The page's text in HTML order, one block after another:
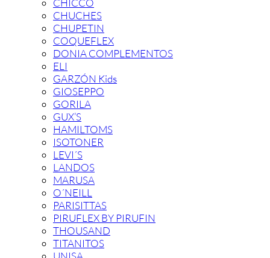
CHICCO
CHUCHES
CHUPETIN
COQUEFLEX
DONIA COMPLEMENTOS
ELI
GARZÓN Kids
GIOSEPPO
GORILA
GUX’S
HAMILTOMS
ISOTONER
LEVI´S
LANDOS
MARUSA
O´NEILL
PARISITTAS
PIRUFLEX BY PIRUFIN
THOUSAND
TITANITOS